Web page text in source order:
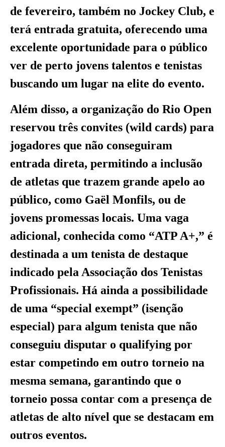
de fevereiro, também no Jockey Club, e
terá entrada gratuita, oferecendo uma
excelente oportunidade para o público
ver de perto jovens talentos e tenistas
buscando um lugar na elite do evento.
Além disso, a organização do Rio Open
reservou três convites (wild cards) para
jogadores que não conseguiram
entrada direta, permitindo a inclusão
de atletas que trazem grande apelo ao
público, como Gaël Monfils, ou de
jovens promessas locais. Uma vaga
adicional, conhecida como “ATP A+,” é
destinada a um tenista de destaque
indicado pela Associação dos Tenistas
Profissionais. Há ainda a possibilidade
de uma “special exempt” (isenção
especial) para algum tenista que não
conseguiu disputar o qualifying por
estar competindo em outro torneio na
mesma semana, garantindo que o
torneio possa contar com a presença de
atletas de alto nível que se destacam em
outros eventos.